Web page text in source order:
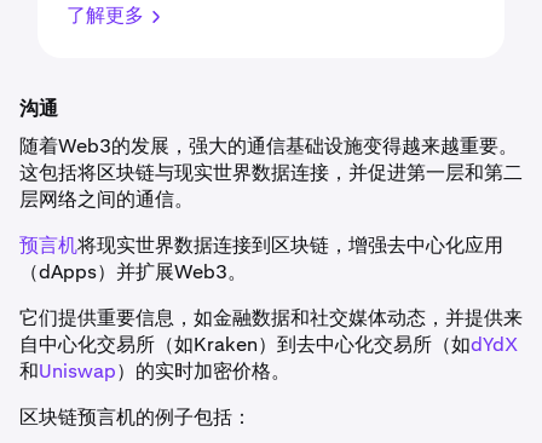
了解更多
沟通
随着Web3的发展，强大的通信基础设施变得越来越重要。
这包括将区块链与现实世界数据连接，并促进第一层和第二
层网络之间的通信。
预言机将现实世界数据连接到区块链，增强去中心化应用
（dApps）并扩展Web3。
它们提供重要信息，如金融数据和社交媒体动态，并提供来
自中心化交易所（如Kraken）到去中心化交易所（如dYdX
和Uniswap）的实时加密价格。
区块链预言机的例子包括：